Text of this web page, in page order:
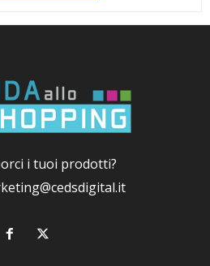
i tuoi prodotti?